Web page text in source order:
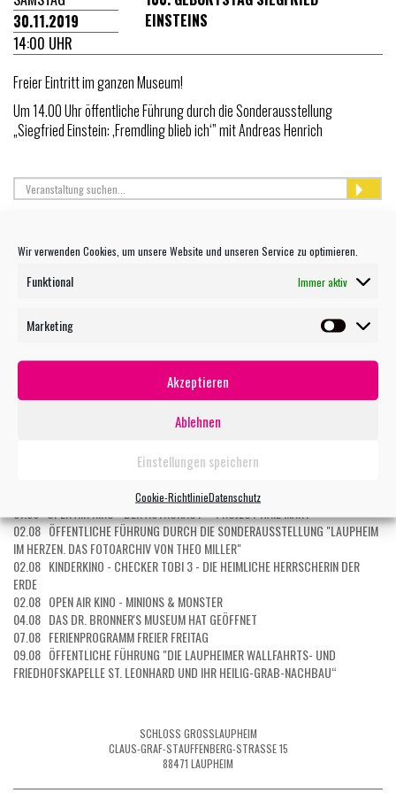
Wir verwenden Cookies, um unsere Website und unseren Service zu optimieren.
Funktional Immer aktiv
Marketing
Akzeptieren
Ablehnen
Einstellungen speichern
Cookie-RichtlinieDatenschutz
30.11.2019
14:00 UHR
EINSTEINS
Freier Eintritt im ganzen Museum!
Um 14.00 Uhr öffentliche Führung durch die Sonderausstellung
„Siegfried Einstein: ‚Fremdling blieb ich‘” mit Andreas Henrich
TERMIN MAILEN
WEITERE VERANSTALTUNGEN
27.07 OPEN AIR KINO: KOMBI-TICKET 5 FILME
27.07 OPEN AIR KINO: KOMBI-TICKET 3 FILME
28.07 OPEN AIR KINO - DER TEUFEL TRÄGT PRADA 2
29.07 KURZ UND GUT - EIN ERSTER BLICK INS MUSEUM
30.07 OPEN AIR KINO - EIN MÜNCHNER IM HIMMEL - DER TOD IST ERST DER
31.07 OPEN AIR KINO - MICHAEL
01.08 OPEN AIR KINO - DER ASTRONAUT – PROJECT HAIL MARY
02.08 ÖFFENTLICHE FÜHRUNG DURCH DIE SONDERAUSSTELLUNG "LAUPHEIM
IM HERZEN. DAS FOTOARCHIV VON THEO MILLER"
02.08 KINDERKINO - CHECKER TOBI 3 - DIE HEIMLICHE HERRSCHERIN DER
ERDE
02.08 OPEN AIR KINO - MINIONS & MONSTER
04.08 DAS DR. BRONNER'S MUSEUM HAT GEÖFFNET
07.08 FERIENPROGRAMM FREIER FREITAG
09.08 ÖFFENTLICHE FÜHRUNG "DIE LAUPHEIMER WALLFAHRTS- UND
FRIEDHOFSKAPELLE ST. LEONHARD UND IHR HEILIG-GRAB-NACHBAU“
SCHLOSS GROSSLAUPHEIM
CLAUS-GRAF-STAUFFENBERG-STRASSE 15
88471 LAUPHEIM